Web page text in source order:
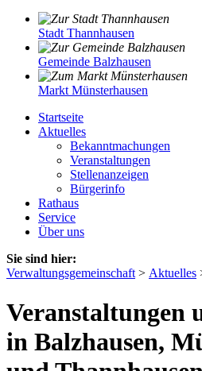
Stadt Thannhausen
Gemeinde Balzhausen
Markt Münsterhausen
Startseite
Aktuelles
Bekanntmachungen
Veranstaltungen
Stellenanzeigen
Bürgerinfo
Rathaus
Service
Über uns
Sie sind hier:
Verwaltungsgemeinschaft > Aktuelles
Veranstaltungen
in Balzhausen,